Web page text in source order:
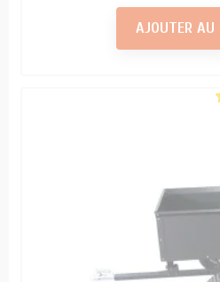
AJOUTER AU